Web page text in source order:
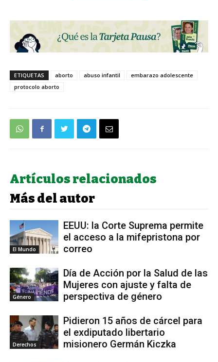
ETIQUETAS aborto abuso infantil
embarazo adolescente
protocolo aborto
Artículos relacionados
Más del autor
El Mundo
EEUU: la Corte Suprema permite
el acceso a la mifepristona por
correo
Género
Día de Acción por la Salud de las
Mujeres con ajuste y falta de
perspectiva de género
Derechos
Pidieron 15 años de cárcel para
el exdiputado libertario
misionero Germán Kiczka